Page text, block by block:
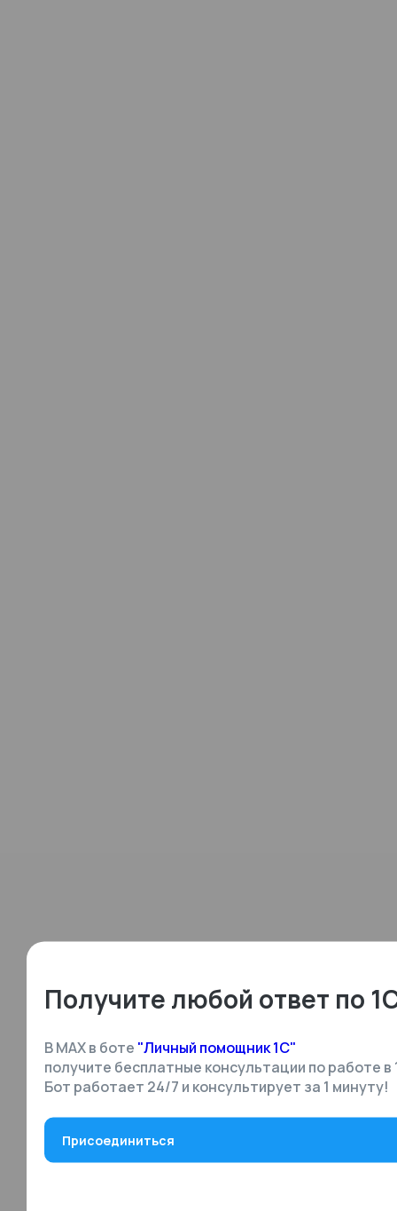
Получите любой ответ по
В MAX в боте "Личный помощник 1С"
получите бесплатные консультации по работе в
Бот работает 24/7 и консультирует за 1 минуту!
Присоединиться